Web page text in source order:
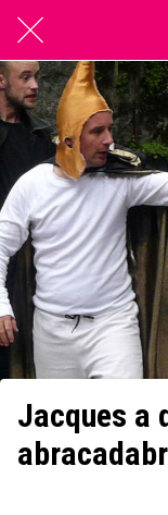
Jacques a